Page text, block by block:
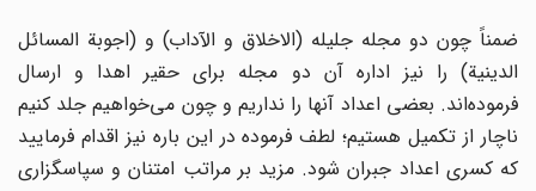
ضمناً چون دو مجله جلیله (الاخلاق و الآداب) و (اجوبة المسائل
الدینیة) را نیز اداره آن دو مجله برای حقیر اهدا و ارسال
فرموده‌اند. بعضی اعداد آنها را نداریم و چون می‌خواهیم جلد کنیم
ناچار از تکمیل هستیم؛ لطف فرموده در این باره نیز اقدام فرمایید
که کسری اعداد جبران شود. مزید بر مراتب امتنان و سپاسگزاری